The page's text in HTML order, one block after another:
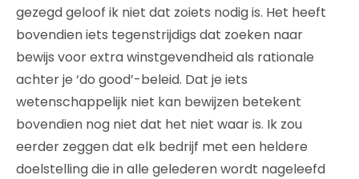
gezegd geloof ik niet dat zoiets nodig is. Het heeft
bovendien iets tegenstrijdigs dat zoeken naar
bewijs voor extra winstgevendheid als rationale
achter je ‘do good’-beleid. Dat je iets
wetenschappelijk niet kan bewijzen betekent
bovendien nog niet dat het niet waar is. Ik zou
eerder zeggen dat elk bedrijf met een heldere
doelstelling die in alle gelederen wordt nageleefd